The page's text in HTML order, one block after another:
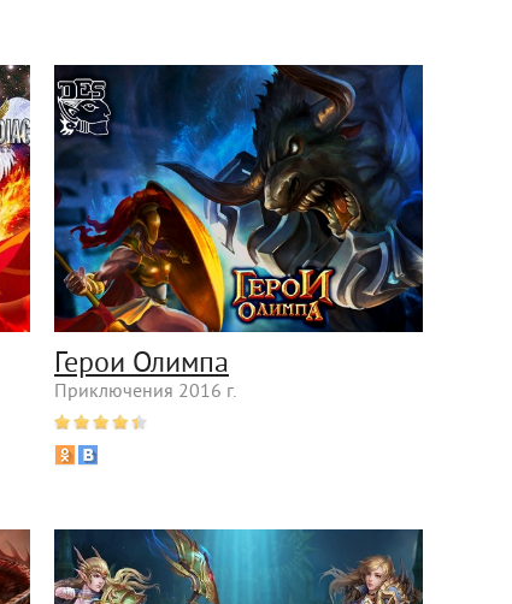
Герои Олимпа
Приключения 2016 г.